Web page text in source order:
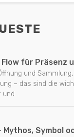
Flow für Präsenz
und
– das sind die
und...
Mythos, Symbol